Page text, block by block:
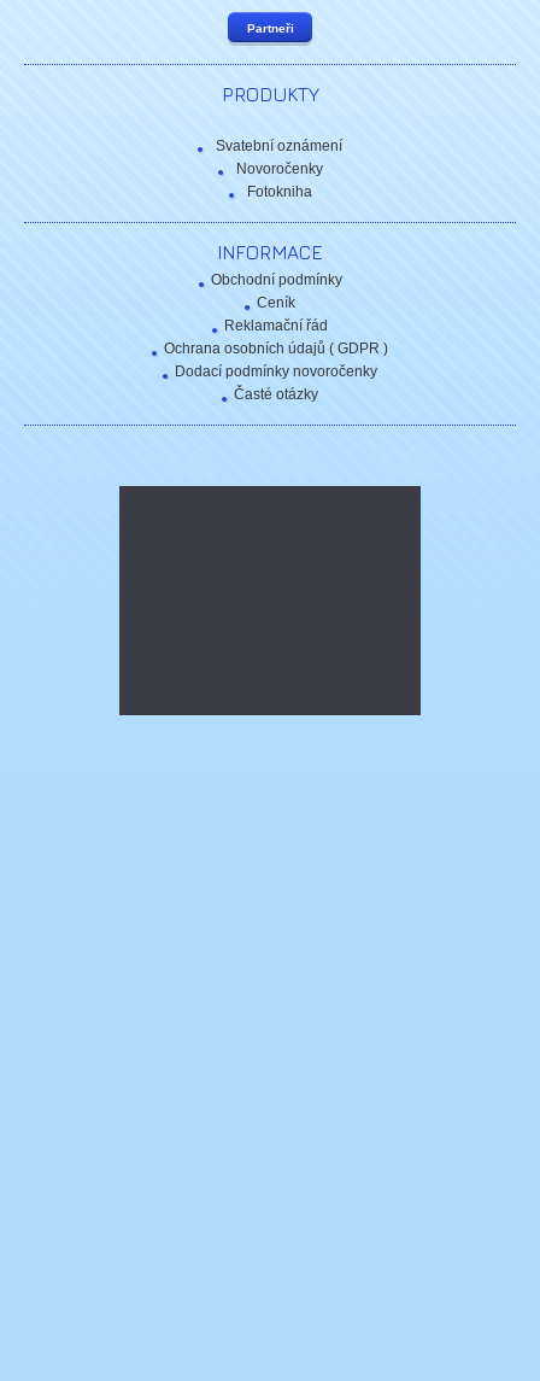
Partneři
PRODUKTY
Svatební oznámení
Novoročenky
Fotokniha
INFORMACE
Obchodní podmínky
Ceník
Reklamační řád
Ochrana osobních údajů ( GDPR )
Dodací podmínky novoročenky
Časté otázky